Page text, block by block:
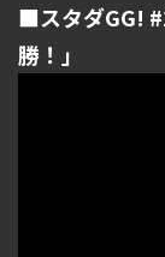
■スタダGG!
勝！」